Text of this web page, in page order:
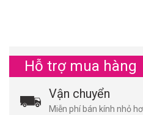
Hỗ trợ mua hàng
Vận chuyển
Miễn phí bán kính nhỏ